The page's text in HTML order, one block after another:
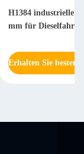
H1384 industrielle
mm für
Erhalten Sie besten